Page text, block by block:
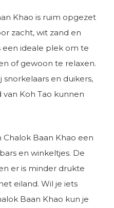
Khao is ruim opgezet
zacht, wit zand en
een ideale plek om te
of gewoon te relaxen.
snorkelaars en duikers,
Koh Tao kunnen
Chalok Baan Khao een
en winkeltjes. De
er is minder drukte
eiland. Wil je iets
Baan Khao kun je